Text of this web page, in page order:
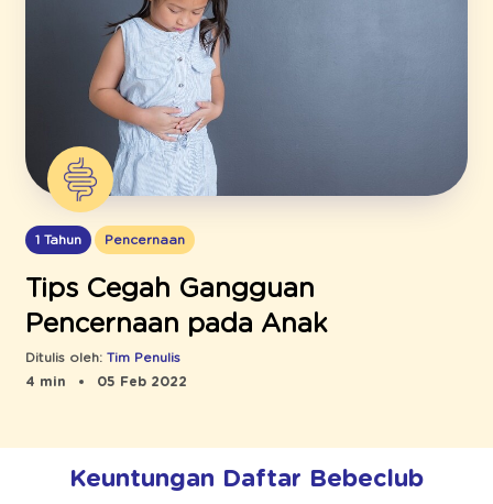
1 Tahun Pencernaan
Tips Cegah Gangguan
Pencernaan pada Anak
Ditulis oleh: Tim Penulis
4 min
05 Feb 2022
Keuntungan Daftar Bebeclub